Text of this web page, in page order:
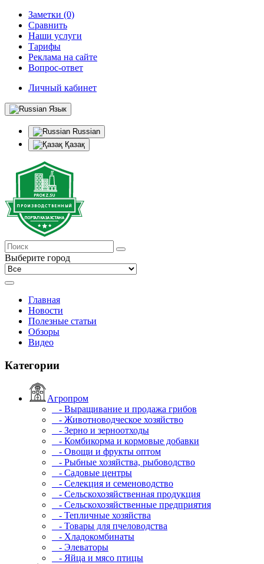
Заметки (0)
Сравнить
Наши услуги
Тарифы
Реклама на сайте
Вопрос-ответ
Личный кабинет
Язык
Russian
Қазақ
Выберите город
Главная
Новости
Полезные статьи
Обзоры
Видео
Категории
Агропром
- Выращивание и продажа грибов
- Животноводческое хозяйство
- Зерно и зерноотходы
- Комбикорма и кормовые добавки
- Овощи и фрукты оптом
- Рыбные хозяйства, рыбоводство
- Садовые центры
- Селекция и семеноводство
- Сельскохозяйственная продукция
- Сельскохозяйственные предприятия
- Тепличные хозяйства
- Товары для пчеловодства
- Хладокомбинаты
- Элеваторы
- Яйца и мясо птицы